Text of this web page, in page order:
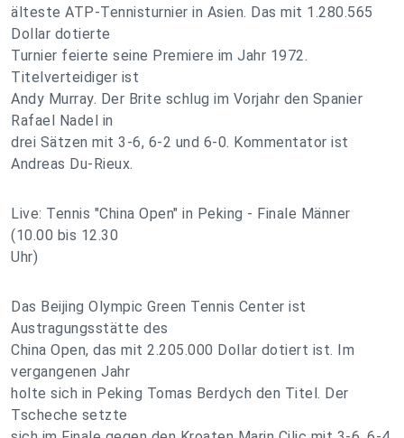
älteste ATP-Tennisturnier in Asien. Das mit 1.280.565
Dollar dotierte
Turnier feierte seine Premiere im Jahr 1972.
Titelverteidiger ist
Andy Murray. Der Brite schlug im Vorjahr den Spanier
Rafael Nadel in
drei Sätzen mit 3-6, 6-2 und 6-0. Kommentator ist
Andreas Du-Rieux.
Live: Tennis "China Open" in Peking - Finale Männer
(10.00 bis 12.30
Uhr)
Das Beijing Olympic Green Tennis Center ist
Austragungsstätte des
China Open, das mit 2.205.000 Dollar dotiert ist. Im
vergangenen Jahr
holte sich in Peking Tomas Berdych den Titel. Der
Tscheche setzte